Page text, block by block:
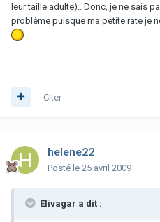
leur taille adulte).. Donc, je ne sais
problème puisque ma petite rate je
Citer
helene22
Posté le 25 avril 2009
Elivagar a dit :